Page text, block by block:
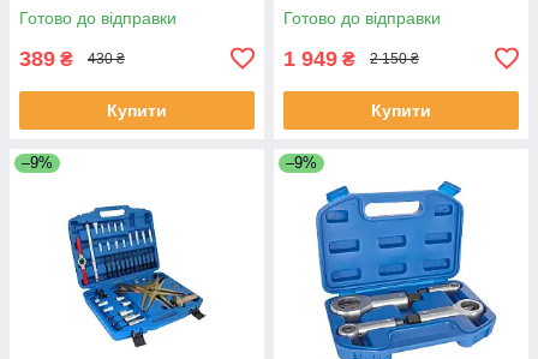
Готово до відправки
389 ₴ 430 ₴
Купити
Готово до відправки
1 949 ₴ 2 150 ₴
Купити
–9% –9%